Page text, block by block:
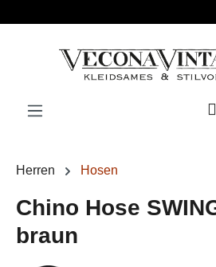
Herren Hosen
Chino Hose
braun